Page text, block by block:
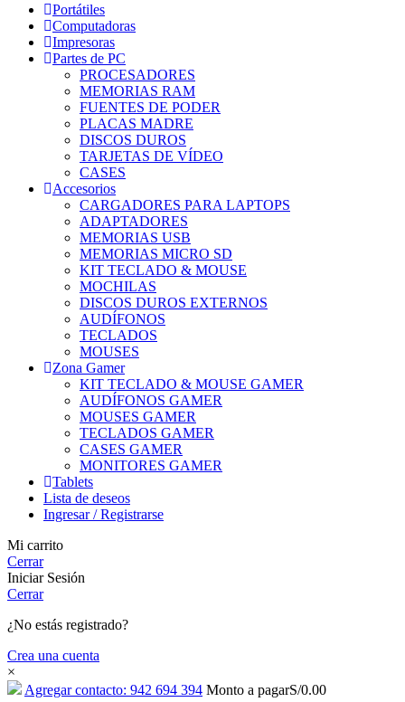
Portátiles
Computadoras
Impresoras
Partes de PC
PROCESADORES
MEMORIAS RAM
FUENTES DE PODER
PLACAS MADRE
DISCOS DUROS
TARJETAS DE VÍDEO
CASES
Accesorios
CARGADORES PARA LAPTOPS
ADAPTADORES
MEMORIAS USB
MEMORIAS MICRO SD
KIT TECLADO & MOUSE
MOCHILAS
DISCOS DUROS EXTERNOS
AUDÍFONOS
TECLADOS
MOUSES
Zona Gamer
KIT TECLADO & MOUSE GAMER
AUDÍFONOS GAMER
MOUSES GAMER
TECLADOS GAMER
CASES GAMER
MONITORES GAMER
Tablets
Lista de deseos
Ingresar / Registrarse
Mi carrito
Cerrar
Iniciar Sesión
Cerrar
¿No estás registrado?
Crea una cuenta
×
Agregar contacto: 942 694 394 Monto a pagarS/0.00